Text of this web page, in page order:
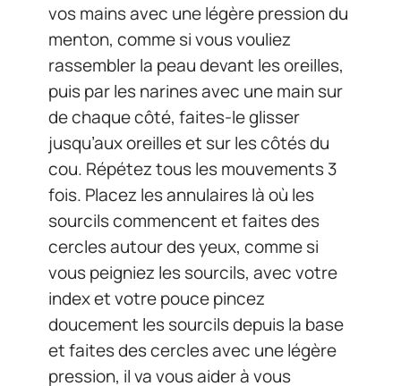
vos mains avec une légère pression du
menton, comme si vous vouliez
rassembler la peau devant les oreilles,
puis par les narines avec une main sur
de chaque côté, faites-le glisser
jusqu’aux oreilles et sur les côtés du
cou. Répétez tous les mouvements 3
fois. Placez les annulaires là où les
sourcils commencent et faites des
cercles autour des yeux, comme si
vous peigniez les sourcils, avec votre
index et votre pouce pincez
doucement les sourcils depuis la base
et faites des cercles avec une légère
pression, il va vous aider à vous